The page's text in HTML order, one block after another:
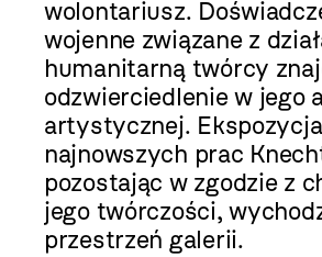
wolontariusz.
wojenne związane z
humanitarną twórcy
odzwierciedlenie w jego
artystycznej. Ekspozycja
najnowszych prac
pozostając w zgodzie z
jego twórczości,
przestrzeń galerii.